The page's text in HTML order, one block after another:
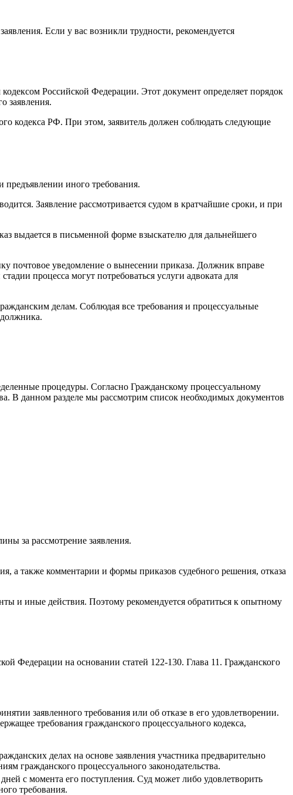
Если у вас возникли трудности, рекомендуется
Российской Федерации. Этот документ определяет порядок
заявления.
кодекса РФ. При этом, заявитель должен соблюдать следующие
предъявлении иного требования.
Заявление рассмотривается судом в кратчайшие сроки, и при
выдается в письменной форме взыскателю для дальнейшего
почтовое уведомление о вынесении приказа. Должник вправе
процесса могут потребоваться услуги адвоката для
делам. Соблюдая все требования и процессуальные
процедуры. Согласно Гражданскому процессуальному
В данном разделе мы рассмотрим список необходимых документов
за рассмотрение заявления.
а также комментарии и формы приказов судебного решения, отказа
и иные действия. Поэтому рекомендуется обратиться к опытному
Федерации на основании статей 122-130. Глава 11. Гражданского
заявленного требования или об отказе в его удовлетворении.
требования гражданского процессуального кодекса,
делах на основе заявления участника предварительно
гражданского процессуального законодательства.
с момента его поступления. Суд может либо удовлетворить
требования.